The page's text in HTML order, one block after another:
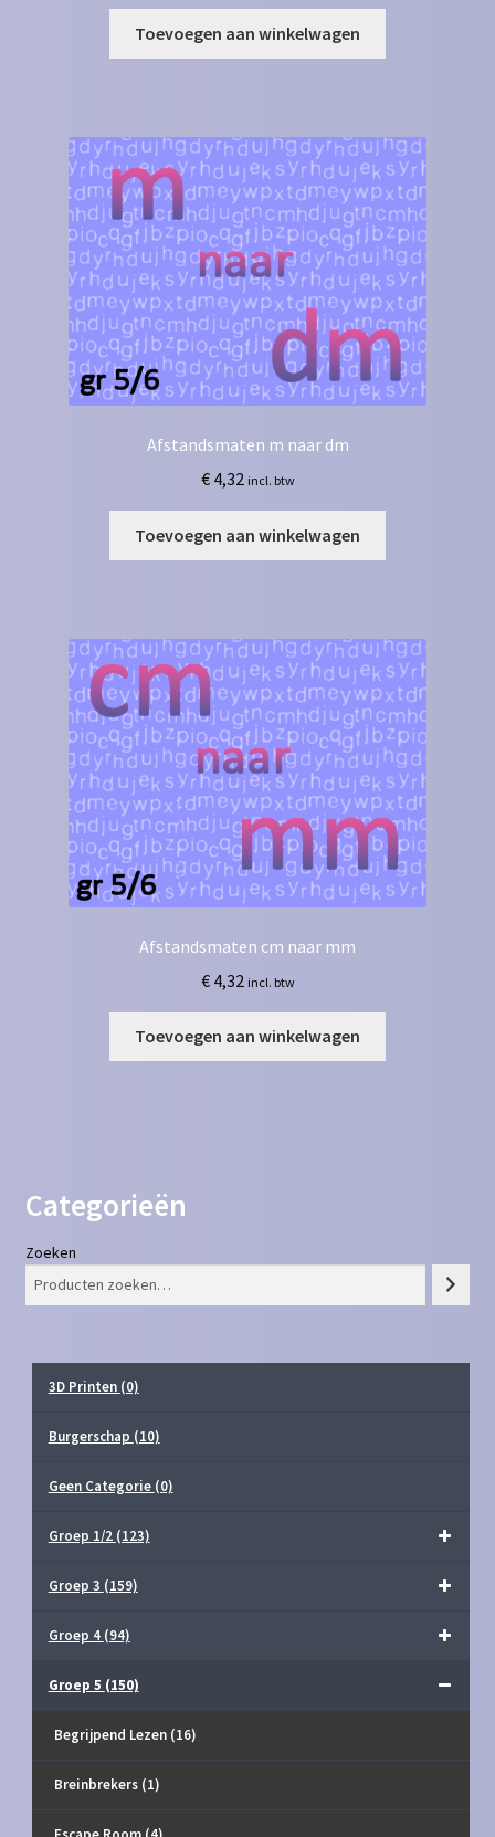
Toevoegen aan winkelwagen
Afstandsmaten m naar dm
€4,32 incl. btw
Toevoegen aan winkelwagen
Afstandsmaten cm naar mm
€4,32 incl. btw
Toevoegen aan winkelwagen
Categorieën
Zoeken
3D Printen (0)
Burgerschap (10)
Geen Categorie (0)
Groep 1/2 (123)
Groep 3 (159)
Groep 4 (94)
Groep 5 (150)
Begrijpend Lezen (16)
Breinbrekers (1)